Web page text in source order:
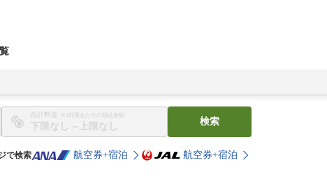
合計料金 ※1部屋あたりの税込金額
〜
検索
で検索 航空券+宿泊 航空券+宿泊